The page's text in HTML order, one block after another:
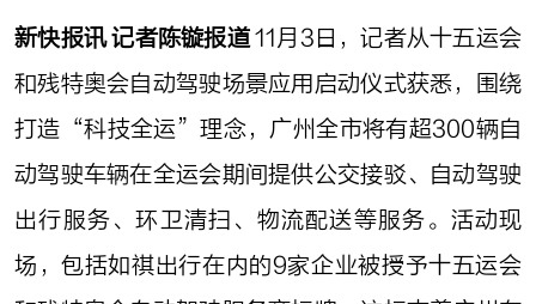
新快报讯 记者陈镟报道11月3日，记者从十五运会
和残特奥会自动驾驶场景应用启动仪式获悉，围绕
打造“科技全运”理念，广州全市将有超300辆自
动驾驶车辆在全运会期间提供公交接驳、自动驾驶
出行服务、环卫清扫、物流配送等服务。活动现
场，包括如祺出行在内的9家企业被授予十五运会